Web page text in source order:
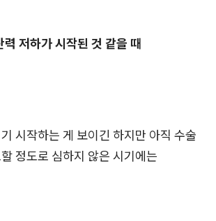
저하가 시작된 것 같을 때
시작하는 게 보이긴 하지만 아직 수술
정도로 심하지 않은 시기에는